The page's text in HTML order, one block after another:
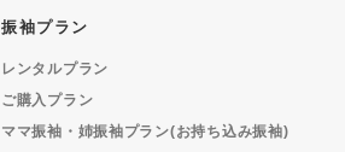
振袖プラン
レンタルプラン
ご購入プラン
ママ振袖・姉振袖プラン(お持ち込み振袖)